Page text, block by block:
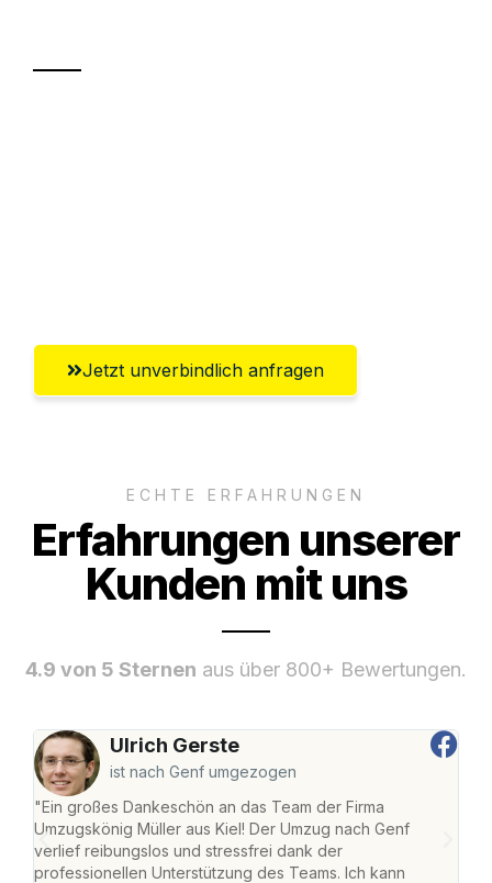
Jetzt unverbindlich anfragen
ECHTE ERFAHRUNGEN
Erfahrungen unserer
Kunden mit uns
4.9 von 5 Sternen aus über 800+ Bewertungen.
Ulrich Gerste
ist nach Genf umgezogen
"Ein großes Dankeschön an das Team der Firma
Umzugskönig Müller aus Kiel! Der Umzug nach Genf
verlief reibungslos und stressfrei dank der
professionellen Unterstützung des Teams. Ich kann